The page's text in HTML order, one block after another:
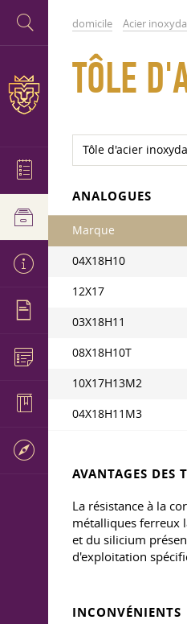
domicile Acier
TÔLE
Tôle d'acier
ANALOGUES
Marque
04Х18Н10
12X17
03Х18Н11
08X18H10T
10X17H13M2
04Х18Н11М3
AVANTAGES DES
La résistance à la
métalliques ferreux
et du silicium
d'exploitation
INCONVÉNIENTS